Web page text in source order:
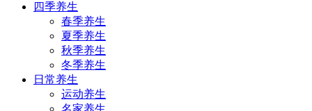
四季养生
春季养生
夏季养生
秋季养生
冬季养生
日常养生
运动养生
名家养生